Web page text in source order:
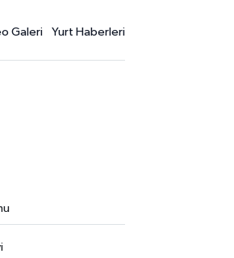
Galeri Yurt Haberleri